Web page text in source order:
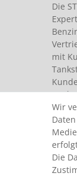
Die
mit
Wir
Die